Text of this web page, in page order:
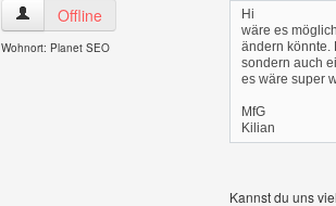
seo-suchmaschinenoptimierung Benutzer-
Offline
Wohnort: Planet SEO
Hi
wäre es
ändern könnte.
sondern auch
es wäre super
MfG
Kilian
Kannst du uns